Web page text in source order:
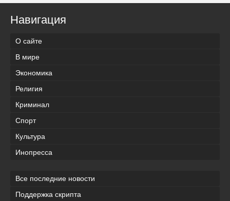
Навигация
О сайте
В мире
Экономика
Религия
Криминал
Спорт
Культура
Инопресса
Все последние новости
Поддержка скрипта